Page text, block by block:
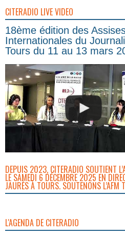
CITERADIO LIVE VIDEO
18ème édition des
Internationales du
Tours du 11 au 13 mars
DEPUIS 2023, CITERADIO SOUTIENT
LE SAMEDI 6 DÉCEMBRE 2025 EN
JAURÈS À TOURS. SOUTENONS
L'AGENDA DE CITERADIO